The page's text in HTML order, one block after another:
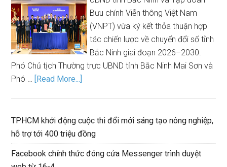
Bưu chính Viễn thông Việt Nam
(VNPT) vừa ký kết thỏa thuận hợp
tác chiến lược về chuyển đổi số tỉnh
Bắc Ninh giai đoạn 2026–2030.
Phó Chủ tịch Thường trực UBND tỉnh Bắc Ninh Mai Sơn và
Phó … [Read More...]
TPHCM khởi động cuộc thi đổi mới sáng tạo nông nghiệp,
hỗ trợ tới 400 triệu đồng
Facebook chính thức đóng cửa Messenger trình duyệt